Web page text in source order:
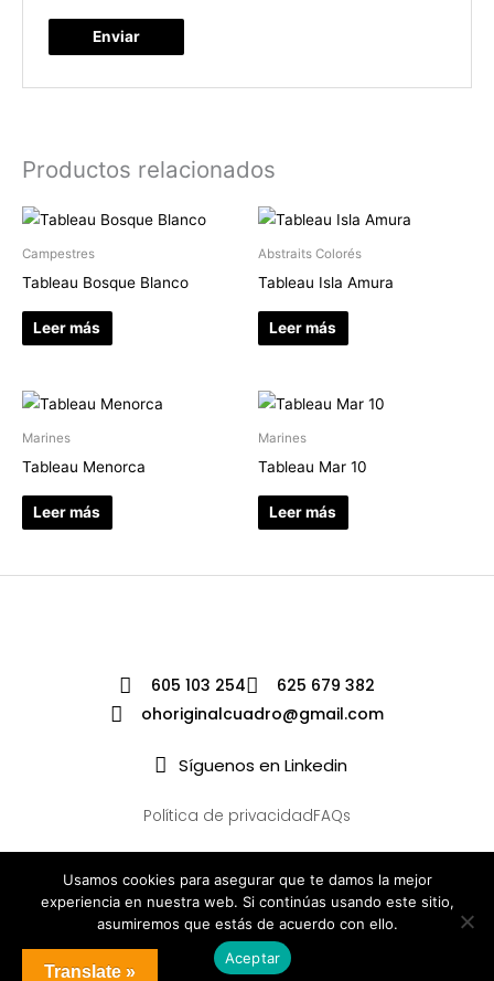
Productos relacionados
Campestres
Tableau Bosque Blanco
Leer más
Abstraits Colorés
Tableau Isla Amura
Leer más
Marines
Tableau Menorca
Leer más
Marines
Tableau Mar 10
Leer más
605 103 254
625 679 382
ohoriginalcuadro@gmail.com
Síguenos en Linkedin
Política de privacidadFAQs
Translate »
Usamos cookies para asegurar que te damos la mejor
experiencia en nuestra web. Si continúas usando este sitio,
asumiremos que estás de acuerdo con ello.
Aceptar